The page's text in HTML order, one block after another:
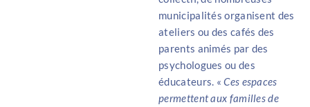
municipalités organisent des
ateliers ou des cafés des
parents animés par des
psychologues ou des
éducateurs. «Ces espaces
permettent aux familles de